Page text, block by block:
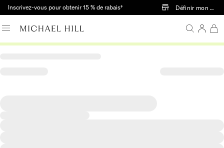
Passer au contenu principal
Inscrivez-vous pour obtenir 15 % de rabais† Définir mon